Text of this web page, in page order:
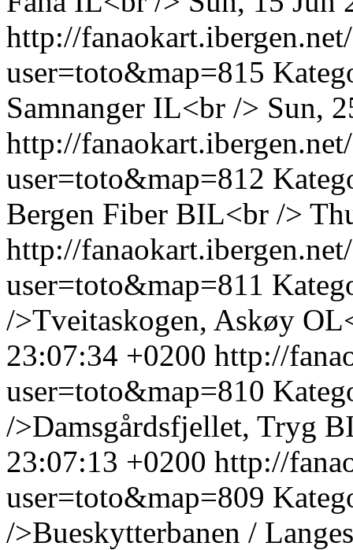
http://
user=toto&map=815
Samnanger IL<br /> Sun,
http://
user=toto&map=812
Bergen Fiber BIL<br />
http://
user=toto&map=811
/>Tveitaskogen, Askøy
23:07:34 +0200 http://
user=toto&map=810
/>Damsgårdsfjellet, Tryg
23:07:13 +0200 http://
user=toto&map=809
/>Bueskytterbanen /